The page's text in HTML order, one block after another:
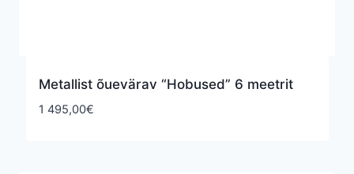
Metallist õuevärav “Hobused” 6 meetrit
1 495,00€